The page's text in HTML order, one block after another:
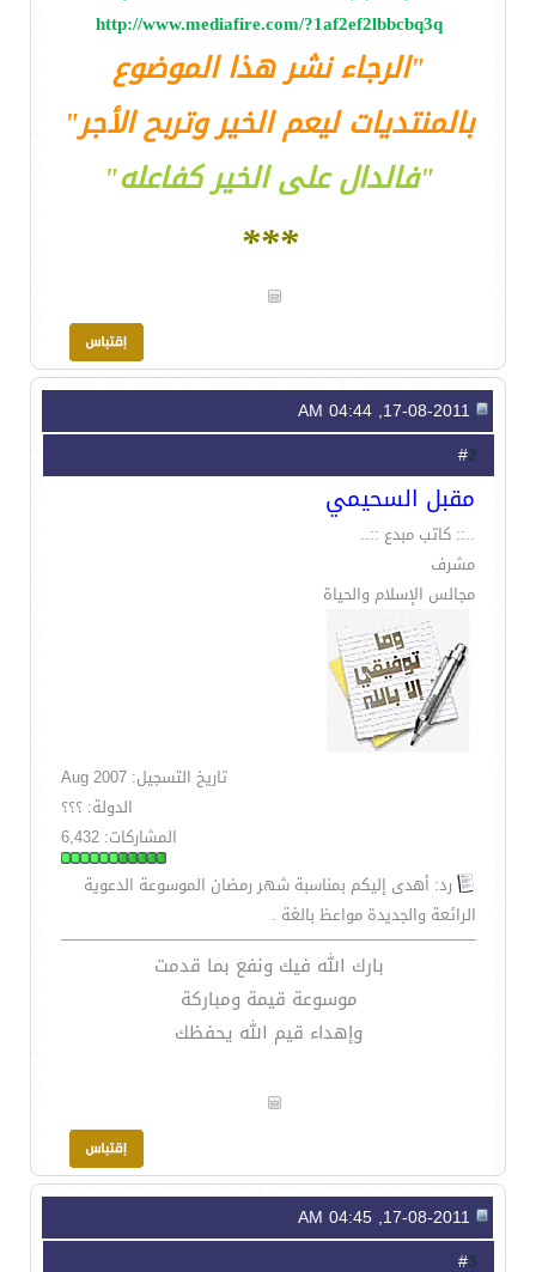
http://www.mediafire.com/?1af2ef2lbbcbq3q
"الرجاء نشر هذا الموضوع
بالمنتديات ليعم الخير وتربح الأجر"
"فالدال على الخير كفاعله"
***
2
مقبل السحيمي
..:: كاتب مبدع ::..
مشرف
مجالس الإسلام والحياة
تاريخ التسجيل: Aug 2007
الدولة: ؟؟؟
المشاركات: 6,432
رد: أهدى إليكم بمناسبة شهر رمضان الموسوعة الدعوية
الرائعة والجديدة مواعظ بالغة .
بارك الله فيك ونفع بما قدمت
موسوعة قيمة ومباركة
وإهداء قيم الله يحفظك
3